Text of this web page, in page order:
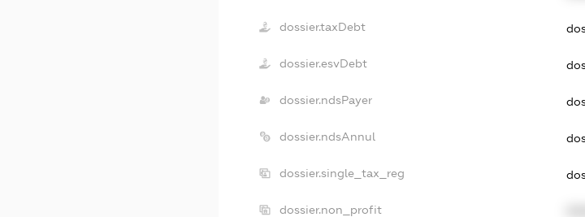
dossier.taxDebt
dossier.esvDebt
dossier.ndsPayer
dossier.ndsAnnul
dossier.single_tax_reg
dossier.non_profit